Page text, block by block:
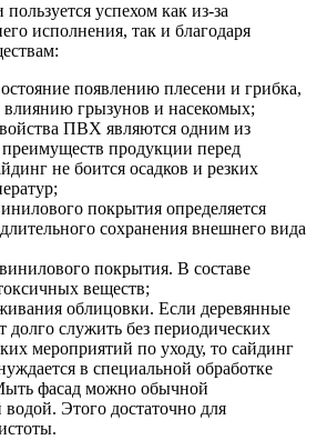
успехом как из-за
исполнения, так и благодаря
появлению плесени и грибка,
влиянию грызунов и насекомых;
ПВХ являются одним из
продукции перед
не боится осадков и резких
покрытия определяется
сохранения внешнего вида
покрытия. В составе
веществ;
облицовки. Если деревянные
долго служить без периодических
мероприятий по уходу, то сайдинг
в специальной обработке
фасад можно обычной
Этого достаточно для